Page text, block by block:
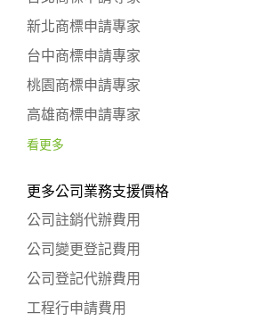
新北商標申請專家
台中商標申請專家
桃園商標申請專家
高雄商標申請專家
看更多
更多公司業務支援價格
公司註銷代辦費用
公司變更登記費用
公司登記代辦費用
工程行申請費用